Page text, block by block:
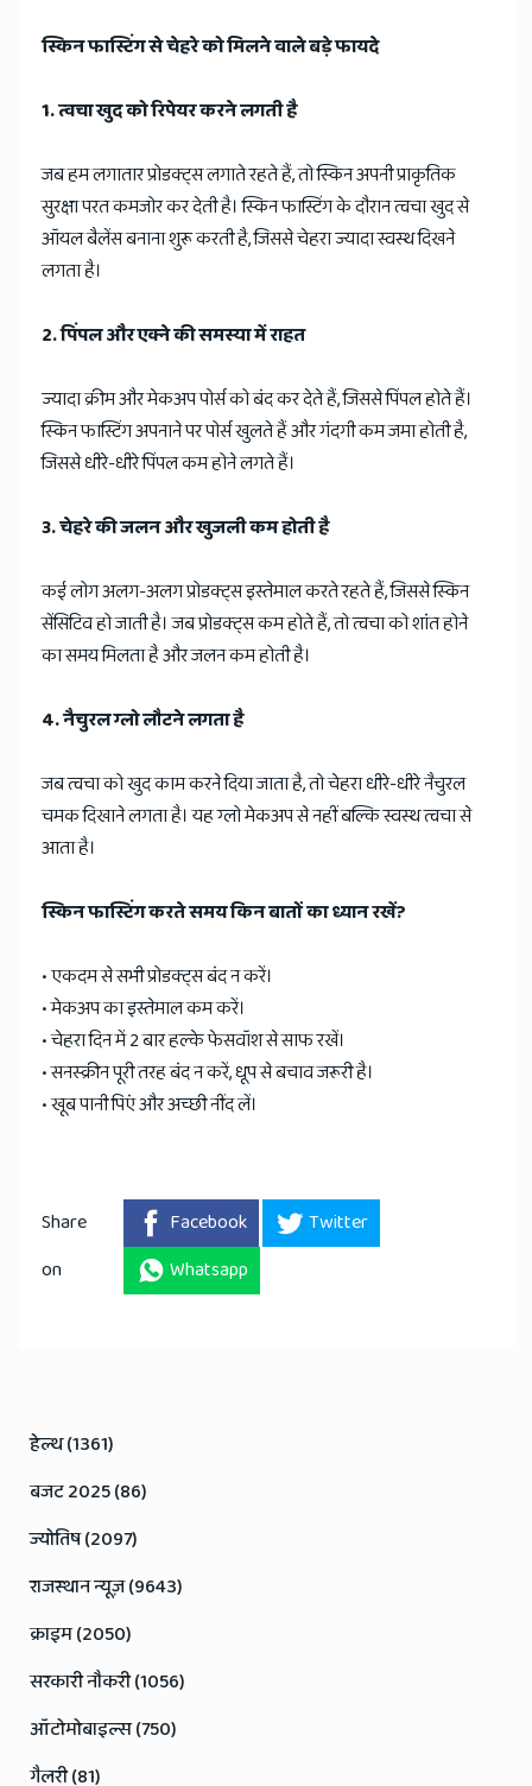
स्किन फास्टिंग से चेहरे को मिलने वाले बड़े फायदे
1. त्वचा खुद को रिपेयर करने लगती है
जब हम लगातार प्रोडक्ट्स लगाते रहते हैं, तो स्किन अपनी प्राकृतिक
सुरक्षा परत कमजोर कर देती है। स्किन फास्टिंग के दौरान त्वचा खुद से
ऑयल बैलेंस बनाना शुरू करती है, जिससे चेहरा ज्यादा स्वस्थ दिखने
लगता है।
2. पिंपल और एक्ने की समस्या में राहत
ज्यादा क्रीम और मेकअप पोर्स को बंद कर देते हैं, जिससे पिंपल होते हैं।
स्किन फास्टिंग अपनाने पर पोर्स खुलते हैं और गंदगी कम जमा होती है,
जिससे धीरे-धीरे पिंपल कम होने लगते हैं।
3. चेहरे की जलन और खुजली कम होती है
कई लोग अलग-अलग प्रोडक्ट्स इस्तेमाल करते रहते हैं, जिससे स्किन
सेंसिटिव हो जाती है। जब प्रोडक्ट्स कम होते हैं, तो त्वचा को शांत होने
का समय मिलता है और जलन कम होती है।
4. नैचुरल ग्लो लौटने लगता है
जब त्वचा को खुद काम करने दिया जाता है, तो चेहरा धीरे-धीरे नैचुरल
चमक दिखाने लगता है। यह ग्लो मेकअप से नहीं बल्कि स्वस्थ त्वचा से
आता है।
स्किन फास्टिंग करते समय किन बातों का ध्यान रखें?
• एकदम से सभी प्रोडक्ट्स बंद न करें।
• मेकअप का इस्तेमाल कम करें।
• चेहरा दिन में 2 बार हल्के फेसवॉश से साफ रखें।
• सनस्क्रीन पूरी तरह बंद न करें, धूप से बचाव जरूरी है।
• खूब पानी पिएं और अच्छी नींद लें।
Share
on
Facebook
Twitter
Whatsapp
हेल्थ (1361)
बजट 2025 (86)
ज्योतिष (2097)
राजस्थान न्यूज़ (9643)
क्राइम (2050)
सरकारी नौकरी (1056)
ऑटोमोबाइल्स (750)
गैलरी (81)